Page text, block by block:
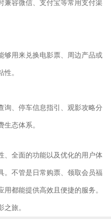
兼容微信、支付宝等常用支付渠
够用来兑换电影票、周边产品或
。
询、停车信息指引、观影攻略分
态体系。
、全面的功能以及优化的用户体
。不管是日常购票、领取会员福
都能提供高效且便捷的服务。
旅。